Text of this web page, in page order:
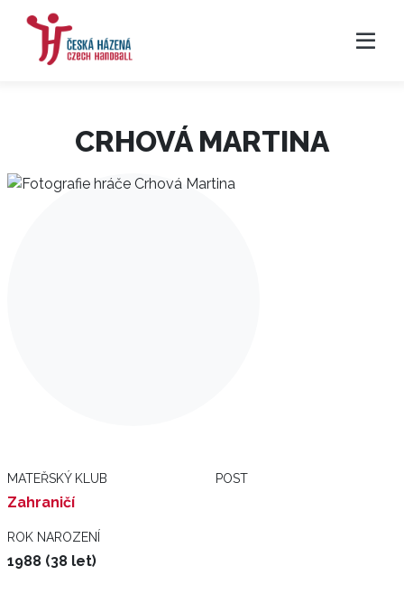
CRHOVÁ MARTINA
MATEŘSKÝ KLUB
Zahraničí
POST
ROK NAROZENÍ
1988 (38 let)